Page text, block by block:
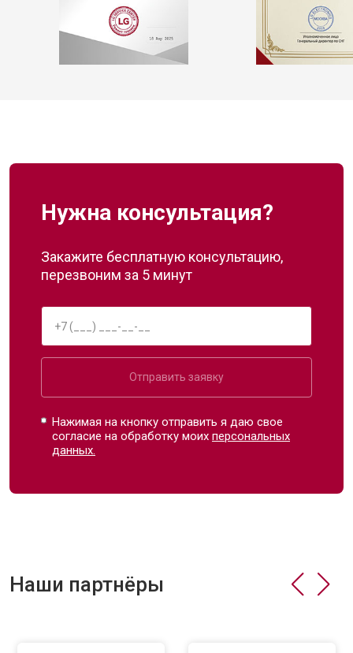
Нужна консультация?
Закажите бесплатную консультацию,
перезвоним за 5 минут
Отправить заявку
Нажимая на кнопку отправить я даю свое
согласие на обработку моихперсональных
данных.
Наши партнёры